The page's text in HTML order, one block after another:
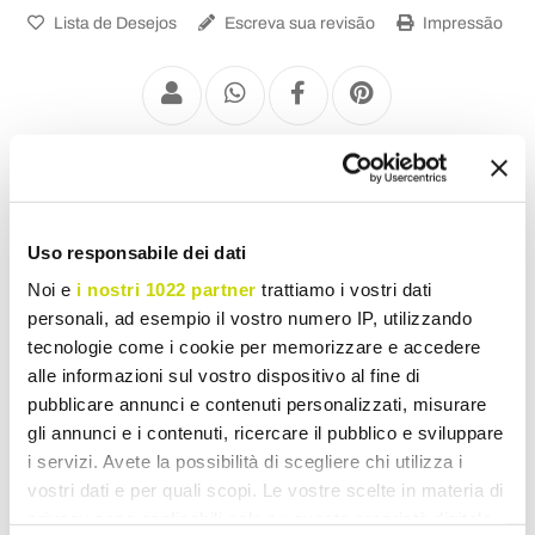
Uso responsabile dei dati
Noi e i nostri 1022 partner trattiamo i vostri dati
personali, ad esempio il vostro numero IP, utilizzando
tecnologie come i cookie per memorizzare e accedere
alle informazioni sul vostro dispositivo al fine di
pubblicare annunci e contenuti personalizzati, misurare
gli annunci e i contenuti, ricercare il pubblico e sviluppare
i servizi. Avete la possibilità di scegliere chi utilizza i
vostri dati e per quali scopi. Le vostre scelte in materia di
Lista de Desejos Escreva sua revisão Impressão